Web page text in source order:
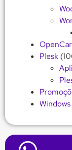
Plesk
Windows